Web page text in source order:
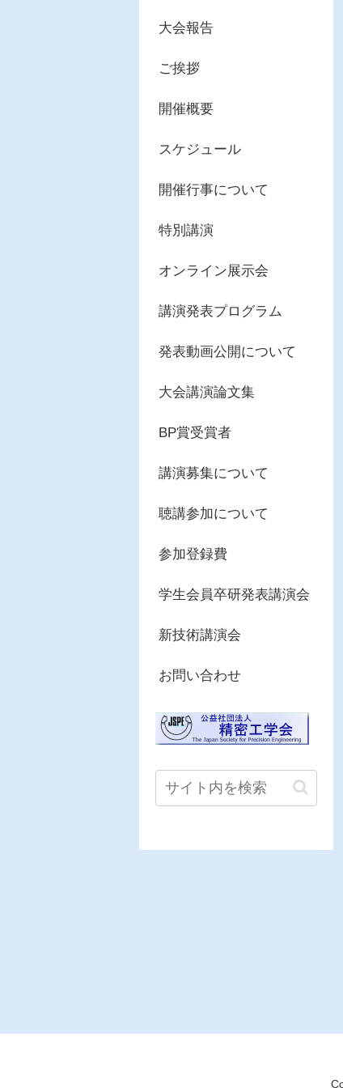
大会報告
ご挨拶
開催概要
スケジュール
開催行事について
特別講演
オンライン展示会
講演発表プログラム
発表動画公開について
大会講演論文集
BP賞受賞者
講演募集について
聴講参加について
参加登録費
学生会員卒研発表講演会
新技術講演会
お問い合わせ